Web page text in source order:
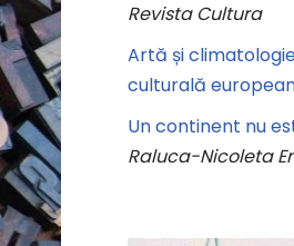
Revista Cultura
Artă și
culturală
Un continent nu
Raluca-Nicoleta